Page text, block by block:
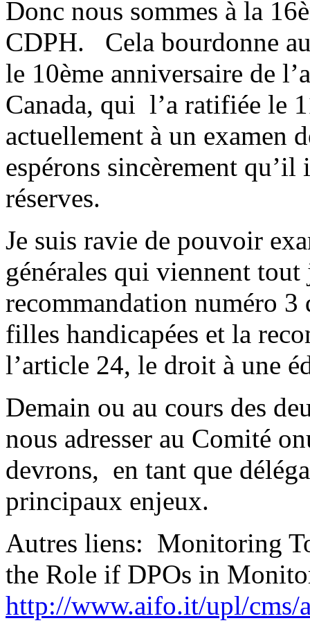
Donc nous sommes à la
CDPH. Cela bourdonne
le 10ème anniversaire de
Canada, qui l’a ratifiée le
actuellement à un examen
espérons sincèrement
réserves.
Je suis ravie de pouvoir
générales qui viennent tout
recommandation numéro 3
filles handicapées et la
l’article 24, le droit à une
Demain ou au cours des
nous adresser au Comité
devrons, en tant que
principaux enjeux.
Autres liens: Monitoring
the Role if DPOs in
http://www.aifo.it/upl/cms/